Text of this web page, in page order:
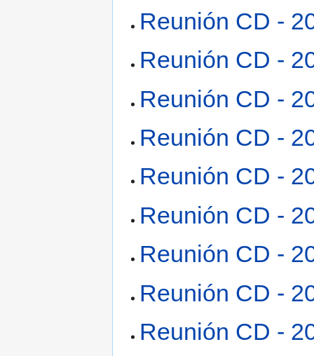
Reunión CD -
Reunión CD -
Reunión CD -
Reunión CD -
Reunión CD -
Reunión CD -
Reunión CD -
Reunión CD -
Reunión CD -